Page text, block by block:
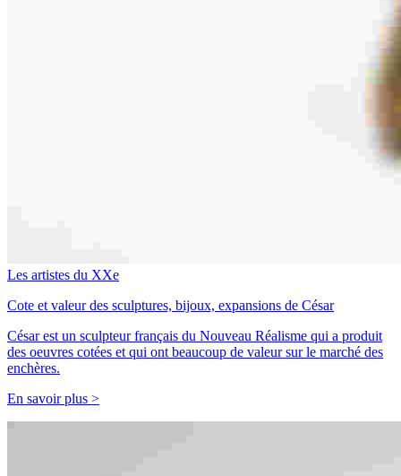
Les artistes du XXe
Cote et valeur des sculptures, bijoux, expansions de César
César est un sculpteur français du Nouveau Réalisme qui a produit
des oeuvres cotées et qui ont beaucoup de valeur sur le marché des
enchères.
En savoir plus >